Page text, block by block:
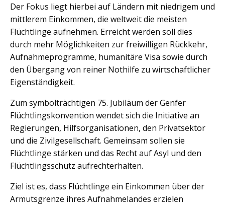
Der Fokus liegt hierbei auf Ländern mit niedrigem und
mittlerem Einkommen, die weltweit die meisten
Flüchtlinge aufnehmen. Erreicht werden soll dies
durch mehr Möglichkeiten zur freiwilligen Rückkehr,
Aufnahmeprogramme, humanitäre Visa sowie durch
den Übergang von reiner Nothilfe zu wirtschaftlicher
Eigenständigkeit.
Zum symbolträchtigen 75. Jubiläum der Genfer
Flüchtlingskonvention wendet sich die Initiative an
Regierungen, Hilfsorganisationen, den Privatsektor
und die Zivilgesellschaft. Gemeinsam sollen sie
Flüchtlinge stärken und das Recht auf Asyl und den
Flüchtlingsschutz aufrechterhalten.
Ziel ist es, dass Flüchtlinge ein Einkommen über der
Armutsgrenze ihres Aufnahmelandes erzielen